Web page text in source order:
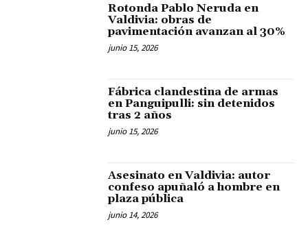
Rotonda Pablo Neruda en
Valdivia: obras de
pavimentación avanzan al 30%
junio 15, 2026
Fábrica clandestina de armas
en Panguipulli: sin detenidos
tras 2 años
junio 15, 2026
Asesinato en Valdivia: autor
confeso apuñaló a hombre en
plaza pública
junio 14, 2026